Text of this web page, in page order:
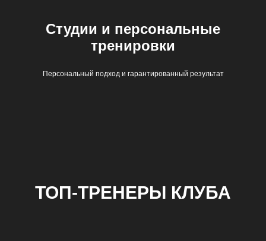
Студии и персональные
тренировки
Персональный подход и гарантированный результат
ТОП-ТРЕНЕРЫ КЛУБА